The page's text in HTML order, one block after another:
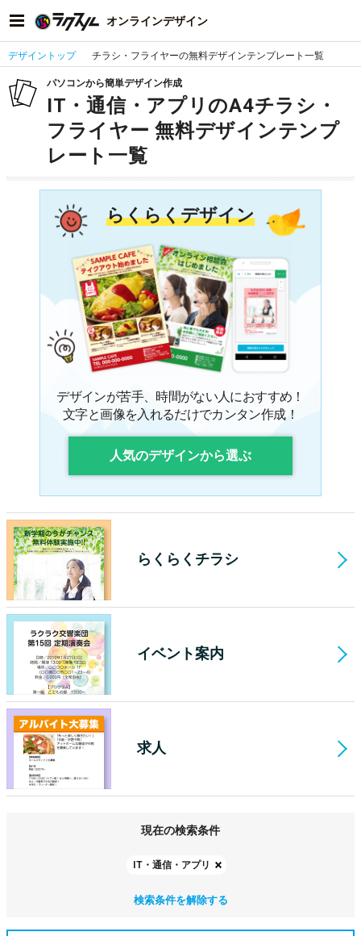
オンラインデザイン
デザイントップ チラシ・フライヤーの無料デザインテンプレート一覧
パソコンから簡単デザイン作成
IT・通信・アプリのA4チラシ・
フライヤー 無料デザインテンプ
レート一覧
らくらくデザイン
デザインが苦手、時間がない人におすすめ！
文字と画像を入れるだけでカンタン作成！
人気のデザインから選ぶ
らくらくチラシ
イベント案内
求人
現在の検索条件
IT・通信・アプリ
検索条件を解除する